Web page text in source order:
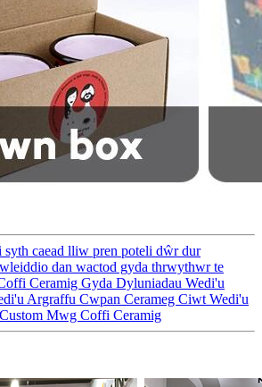
syth caead lliw pren poteli dŵr dur
dan wactod gyda thrwythwr te
Ceramig Gyda Dyluniadau Wedi'u
Argraffu Cwpan Cerameg Ciwt Wedi'u
Mwg Coffi Ceramig